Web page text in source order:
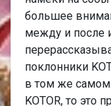
большее
между и после
поклонники
в том же самом
KOTOR, то это